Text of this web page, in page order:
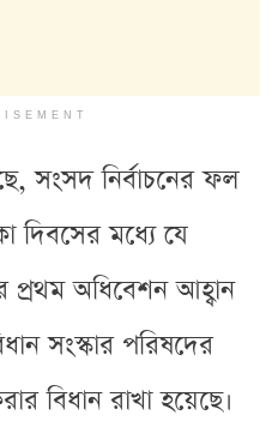
সংসদ নির্বাচনের ফল
দিবসের মধ্যে যে
প্রথম অধিবেশন আহ্বান
সংস্কার পরিষদের
বিধান রাখা হয়েছে।